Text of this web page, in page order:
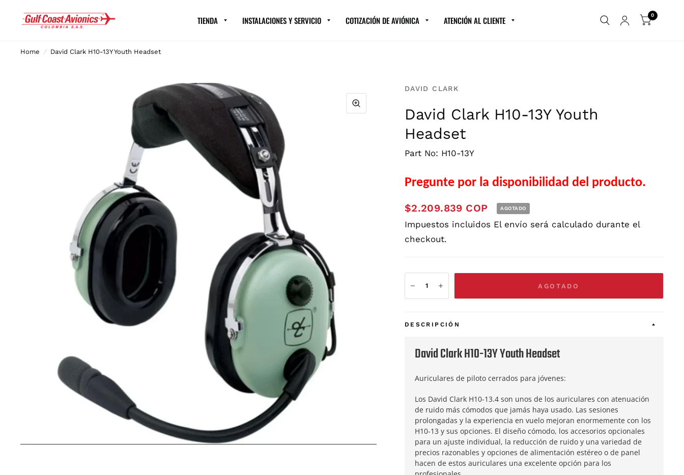
TIENDA INSTALACIONES Y SERVICIO COTIZACIÓN DE AVIÓNICA ATENCIÓN AL CLIENTE 0
Home / David Clark H10-13Y Youth Headset
DAVID CLARK
David Clark H10-13Y Youth
Headset
Part No: H10-13Y
Pregunte por la disponibilidad del producto.
$2.209.839 COP AGOTADO
Impuestos incluidos El envíoserá calculado durante el
checkout.
AGOTADO
DESCRIPCIÓN
David Clark H10-13Y Youth Headset
Auriculares de piloto cerrados para jóvenes:
Los David Clark H10-13.4 son unos de los auriculares con atenuación
de ruido más cómodos que jamás haya usado. Las sesiones
prolongadas y la experiencia en vuelo mejoran enormemente con los
H10-13 y sus opciones. El diseño cómodo, los accesorios opcionales
para un ajuste individual, la reducción de ruido y una variedad de
precios razonables y opciones de alimentación estéreo o de panel
hacen de estos auriculares una excelente opción para los